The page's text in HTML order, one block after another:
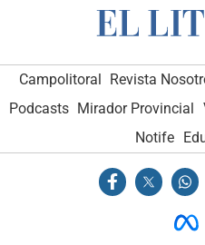
Campolitoral Revista
Podcasts Mirador Provincial
Notife